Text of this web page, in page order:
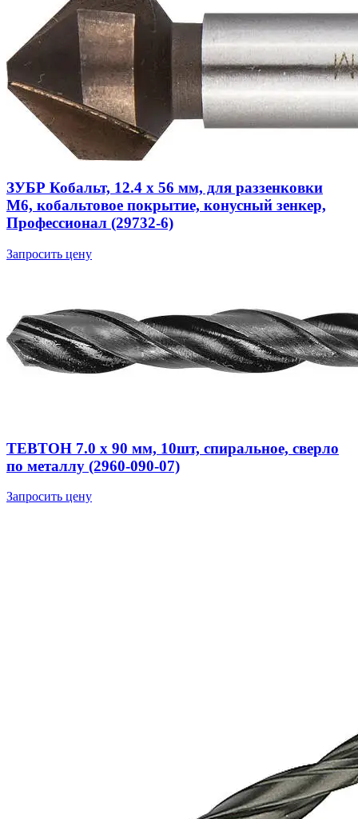
ЗУБР Кобальт, 12.4 x 56 мм, для раззенковки
М6, кобальтовое покрытие, конусный зенкер,
Профессионал (29732-6)
Запросить цену
ТЕВТОН 7.0 x 90 мм, 10шт, спиральное, сверло
по металлу (2960-090-07)
Запросить цену